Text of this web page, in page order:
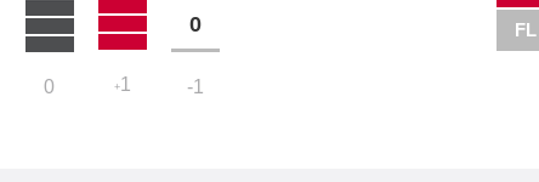
0 +1
0
-1
FL